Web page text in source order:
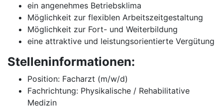
ein angenehmes Betriebsklima
Möglichkeit zur flexiblen Arbeitszeitgestaltung
Möglichkeit zur Fort- und Weiterbildung
eine attraktive und leistungsorientierte Vergütung
Stelleninformationen:
Position: Facharzt (m/w/d)
Fachrichtung: Physikalische / Rehabilitative
Medizin